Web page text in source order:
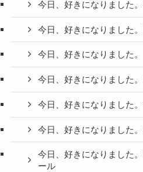
今日、好きになりました
今日、好きになりました
今日、好きになりました
今日、好きになりました
今日、好きになりました
今日、好きになりました
今日、好きになりました
ール